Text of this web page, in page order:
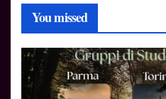
You missed